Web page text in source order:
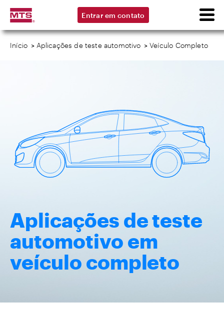
Entrar em contato
Início > Aplicações de teste automotivo >Veículo Completo
Aplicações de teste
automotivo em
veículo completo